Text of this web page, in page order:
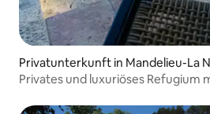
Privatunterkunft in Mandelieu-La
Privates und luxuriöses Refugium